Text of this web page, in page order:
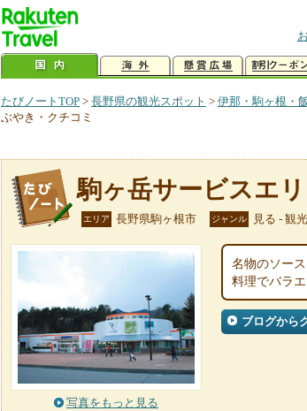
たびノートTOP > 長野県の観光スポット > 伊那・駒ヶ根・
ぶやき・クチコミ
駒ヶ岳サービスエリ
エリア 長野県駒ヶ根市 ジャンル 見る - 観
写真をもっと見る
名物のソー
料理でバラエ
ブログから